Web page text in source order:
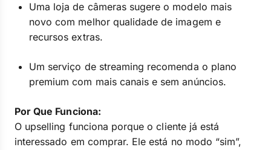
Uma loja de câmeras sugere o modelo mais
novo com melhor qualidade de imagem e
recursos extras.
Um serviço de streaming recomenda o plano
premium com mais canais e sem anúncios.
Por Que Funciona:
O upselling funciona porque o cliente já está
interessado em comprar. Ele está no modo “sim”,